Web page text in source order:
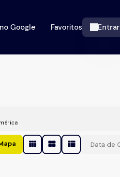
Entrar
Favoritos
Google